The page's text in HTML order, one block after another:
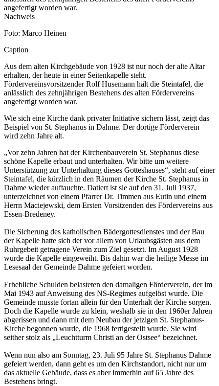
Nachweis
Foto: Marco Heinen
Caption
Aus dem alten Kirchgebäude von 1928 ist nur noch der alte Altar
erhalten, der heute in einer Seitenkapelle steht.
Fördervereinsvorsitzender Rolf Husemann hält die Steintafel, die
anlässlich des zehnjährigen Bestehens des alten Fördervereins
angefertigt worden war.
Wie sich eine Kirche dank privater Initiative sichern lässt, zeigt das
Beispiel von St. Stephanus in Dahme. Der dortige Förderverein
wird zehn Jahre alt.
„Vor zehn Jahren hat der Kirchenbauverein St. Stephanus diese
schöne Kapelle erbaut und unterhalten. Wir bitte um weitere
Unterstützung zur Unterhaltung dieses Gotteshauses“, steht auf einer
Steintafel, die kürzlich in den Räumen der Kirche St. Stephanus in
Dahme wieder auftauchte. Datiert ist sie auf den 31. Juli 1937,
unterzeichnet von einem Pfarrer Dr. Timmen aus Eutin und einem
Herrn Maciejewski, dem Ersten Vorsitzenden des Fördervereins aus
Essen-Bredeney.
Die Sicherung des katholischen Bädergottesdienstes und der Bau
der Kapelle hatte sich der vor allem von Urlaubsgästen aus dem
Ruhrgebeit getragene Verein zum Ziel gesetzt. Im August 1928
wurde die Kapelle eingeweiht. Bis dahin war die heilige Messe im
Lesesaal der Gemeinde Dahme gefeiert worden.
Erhebliche Schulden belasteten den damaligen Förderverein, der im
Mai 1943 auf Anweisung des NS-Regimes aufgelöst wurde. Die
Gemeinde musste fortan allein für den Unterhalt der Kirche sorgen.
Doch die Kapelle wurde zu klein, weshalb sie in den 1960er Jahren
abgerissen und dann mit dem Neubau der jetzigen St. Stephanus-
Kirche begonnen wurde, die 1968 fertigestellt wurde. Sie wird
seither stolz als „Leuchtturm Christi an der Ostsee“ bezeichnet.
Wenn nun also am Sonntag, 23. Juli 95 Jahre St. Stephanus Dahme
gefeiert werden, dann geht es um den Kirchstandort, nicht nur um
das aktuelle Gebäude, dass es aber immerhin auf 65 Jahre des
Bestehens bringt.